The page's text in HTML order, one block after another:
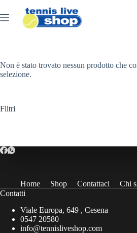
al
contenuto
Non è stato trovato nessun prodotto che
selezione.
Filtri
Home Shop Contattaci
Chi
Contatti
Viale Europa, 649 , Cesena
0547 20580
info@tennisliveshop.com